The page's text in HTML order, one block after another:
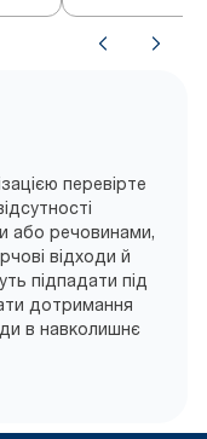
перевірте
або речовинами,
відходи й
підпадати під
дотримання
в навколишнє